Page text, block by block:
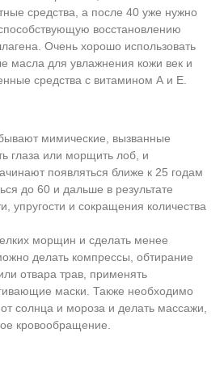
средства, а после 40 уже нужно
восстановлению
Очень хорошо использовать
масла для увлажнения кожи век и
средства с витамином А и Е.
мимические, вызванные
глаза или морщить лоб, и
появляться ближе к 25 годам
до 60 и дальше в результате
упругости и сокращения количества
морщин и сделать менее
делать компрессы, обтирание
отвара трав, применять
маски. Также необходимо
солнца и мороза и делать массажи,
кровообращение.